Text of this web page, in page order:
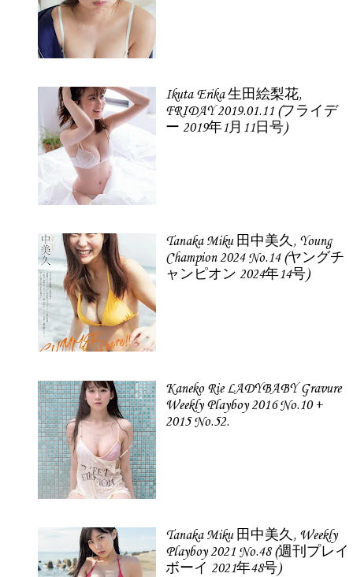
Ikuta Erika 生田絵梨花,
FRIDAY 2019.01.11 (フライデ
ー 2019年1月11日号)
Tanaka Miku 田中美久, Young
Champion 2024 No.14 (ヤングチ
ャンピオン 2024年14号)
Kaneko Rie LADYBABY Gravure
Weekly Playboy 2016 No.10 +
2015 No.52.
Tanaka Miku 田中美久, Weekly
Playboy 2021 No.48 (週刊プレイ
ボーイ 2021年48号)